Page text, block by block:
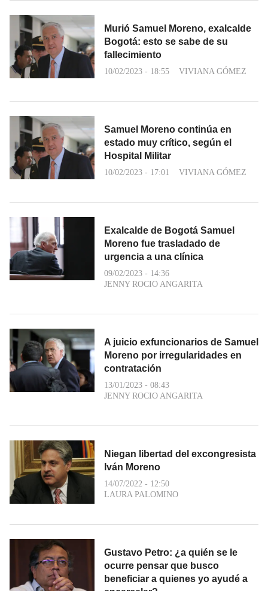
Murió Samuel Moreno, exalcalde
Bogotá: esto se sabe de su
fallecimiento
10/02/2023 - 18:55 VIVIANA GÓMEZ
Samuel Moreno continúa en
estado muy crítico, según el
Hospital Militar
10/02/2023 - 17:01 VIVIANA GÓMEZ
Exalcalde de Bogotá Samuel
Moreno fue trasladado de
urgencia a una clínica
09/02/2023 - 14:36
JENNY ROCIO ANGARITA
A juicio exfuncionarios de Samuel
Moreno por irregularidades en
contratación
13/01/2023 - 08:43
JENNY ROCIO ANGARITA
Niegan libertad del excongresista
Iván Moreno
14/07/2022 - 12:50
LAURA PALOMINO
Gustavo Petro: ¿a quién se le
ocurre pensar que busco
beneficiar a quienes yo ayudé a